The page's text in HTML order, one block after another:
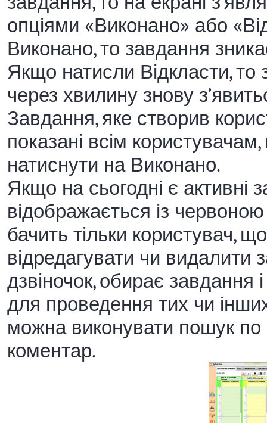
опціями «Виконано» або
Виконано, то завдання
Якщо натисли Відкласти, то
через хвилину знову
Завдання, яке створив
показані всім
натиснути на Виконано.
Якщо на сьогодні є активні
відображається із
бачить тільки користувач,
відредагувати чи видалити
дзвіночок, обирає завдання
для проведення тих чи
можна виконувати пошук
коментар.